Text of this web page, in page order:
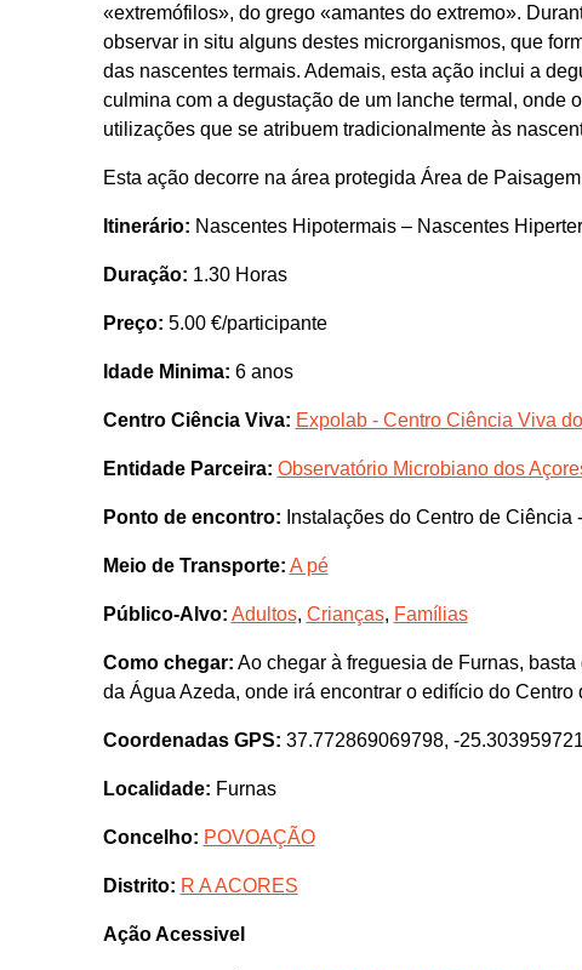
«extremófilos», do grego «amantes do extremo».
observar in situ alguns destes microrganismos, que
das nascentes termais. Ademais, esta ação inclui a
culmina com a degustação de um lanche termal, onde
utilizações que se atribuem tradicionalmente às
Esta ação decorre na área protegida Área de
Itinerário: Nascentes Hipotermais – Nascentes
Duração: 1.30 Horas
Preço: 5.00 €/participante
Idade Minima: 6 anos
Centro Ciência Viva: Expolab - Centro Ciência Viva
Entidade Parceira: Observatório Microbiano dos
Ponto de encontro: Instalações do Centro de
Meio de Transporte: A pé
Público-Alvo: Adultos, Crianças, Famílias
Como chegar: Ao chegar à freguesia de Furnas,
da Água Azeda, onde irá encontrar o edifício do Centro
Coordenadas GPS: 37.772869069798, -
Localidade: Furnas
Concelho: POVOAÇÃO
Distrito: R A ACORES
Ação Acessivel